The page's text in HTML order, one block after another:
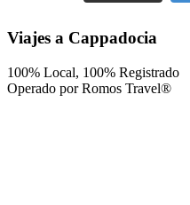
Viajes a Cappadocia
100% Local, 100% Registrado
Operado por Romos Travel®